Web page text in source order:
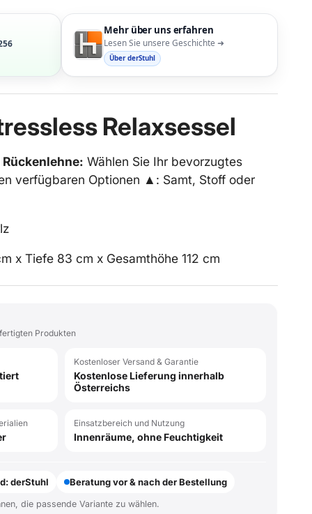
Mehr über uns erfahren
Lesen Sie unsere Geschichte ➜
Über derStuhl
Relaxsessel
Wählen Sie Ihr bevorzugtes
verfügbaren Optionen ▲: Samt, Stoff oder
x Tiefe 83 cm x Gesamthöhe 112 cm
Produkten
Kostenloser Versand & Garantie
Kostenlose Lieferung innerhalb
Österreichs
Einsatzbereich und Nutzung
Innenräume, ohne Feuchtigkeit
derStuhl Beratung vor & nach der Bestellung
die passende Variante zu wählen.